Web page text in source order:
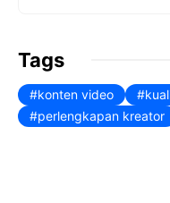
Tags
konten video
perlengkapan kreator